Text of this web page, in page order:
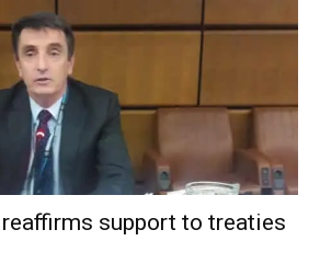
reaffirms support to treaties